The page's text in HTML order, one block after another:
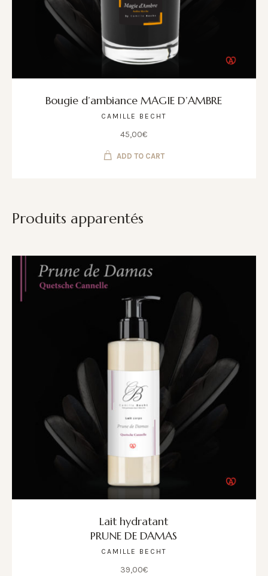
Bougie d’ambiance MAGIE D’AMBRE
CAMILLE BECHT
45,00€
ADD TO CART
Produits apparentés
Lait hydratant
PRUNE DE DAMAS
CAMILLE BECHT
39,00€